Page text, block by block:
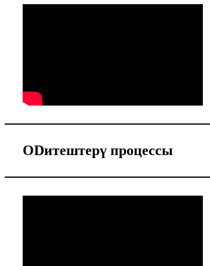
ODитештерү процессы